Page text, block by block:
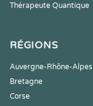
Thérapeute Quantique
RÉGIONS
Auvergne-Rhône-Alpes
Bretagne
Corse